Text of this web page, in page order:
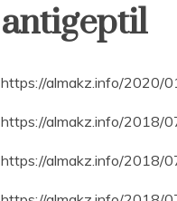
antigeptil
https://almakz.info/2020/
https://almakz.info/2018/
https://almakz.info/2018/